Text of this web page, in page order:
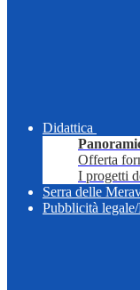
Didattica
Offerta
I progetti
Serra delle
Pubblicità